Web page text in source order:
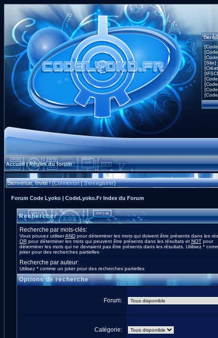
[Site]
Accueil|Règles du forum
Bienvenue, Invité ! (Connexion|S'enregistrer)
Forum Code Lyoko | CodeLyoko.Fr Index du Forum
Rechercher
Recherche par mots-clés:
Vous pouvez utiliserANDpour déterminer les mots qui doivent être présents dans les
ORpour déterminer les mots qui peuvent être présents dans les résultats et NOTpour
déterminer les mots qui ne devraient pas être présents dans les résultats. Utilisez *
joker pour des recherches partielles
Recherche par auteur:
Utilisez * comme un joker pour des recherches partielles
Options de recherche
Forum:
Catégorie: